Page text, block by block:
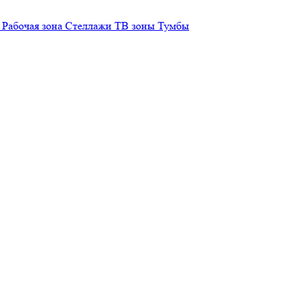
Рабочая зона Стеллажи ТВ зоны Тумбы